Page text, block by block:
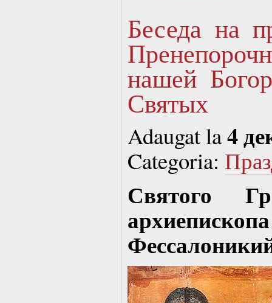
Беседа на
нашей
Святых
Adaugat la4
Categoria:
Святого
архиепископа